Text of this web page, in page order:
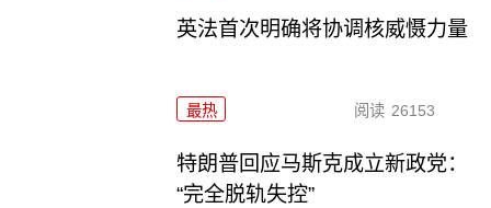
英法首次明确将协调核威慑力量
最热 阅读 26153
特朗普回应马斯克成立新政党：
“完全脱轨失控”